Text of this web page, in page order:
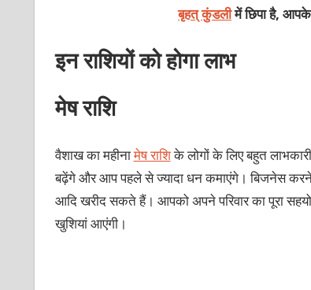
बृहत् कुंडलीमें छिपा है, आपके
इन राशियों को होगा लाभ
मेष राशि
वैशाख का महीनामेष राशिके लोगों के लिए बहुत
बढ़ेंगे और आप पहले से ज्यादा धन कमाएंगे। बिजनेस करने
आदि खरीद सकते हैं। आपको अपने परिवार का पूरा
खुशियां आएंगी।